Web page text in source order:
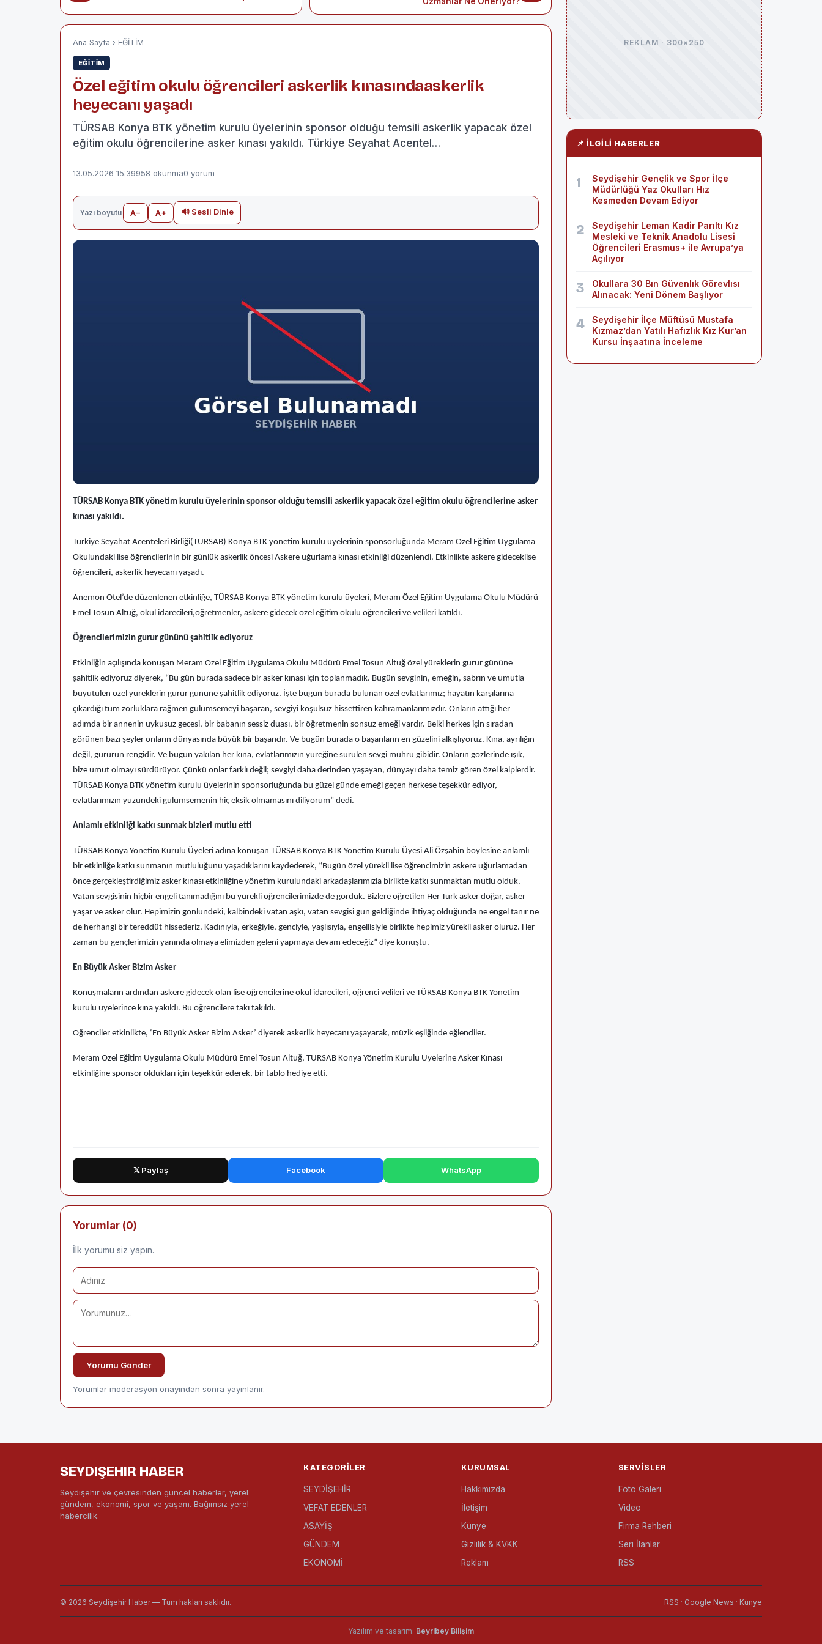
Ana Sayfa › EĞİTİM
EĞİTİM
Özel eğitim okulu öğrencileri askerlik kınasındaaskerlik
heyecanı yaşadı
TÜRSAB Konya BTK yönetim kurulu üyelerinin sponsor olduğu temsili askerlik yapacak özel
eğitim okulu öğrencilerine asker kınası yakıldı. Türkiye Seyahat Acentel…
13.05.2026 15:39958 okunma0 yorum
Yazı boyutu A− A+ 🔊 Sesli Dinle
TÜRSAB Konya BTK yönetim kurulu üyelerinin sponsor olduğu temsili askerlik yapacak özel eğitim okulu öğrencilerine asker
kınası yakıldı.
Türkiye Seyahat Acenteleri Birliği(TÜRSAB) Konya BTK yönetim kurulu üyelerinin sponsorluğunda Meram Özel Eğitim Uygulama
Okulundaki lise öğrencilerinin bir günlük askerlik öncesi Askere uğurlama kınası etkinliği düzenlendi. Etkinlikte askere gideceklise
öğrencileri, askerlik heyecanı yaşadı.
Anemon Otel’de düzenlenen etkinliğe, TÜRSAB Konya BTK yönetim kurulu üyeleri, Meram Özel Eğitim Uygulama Okulu Müdürü
Emel Tosun Altuğ, okul idarecileri,öğretmenler, askere gidecek özel eğitim okulu öğrencileri ve velileri katıldı.
Öğrencilerimizin gurur gününü şahitlik ediyoruz
Etkinliğin açılışında konuşan Meram Özel Eğitim Uygulama Okulu Müdürü Emel Tosun Altuğ özel yüreklerin gurur gününe
şahitlik ediyoruz diyerek, “Bu gün burada sadece bir asker kınası için toplanmadık. Bugün sevginin, emeğin, sabrın ve umutla
büyütülen özel yüreklerin gurur gününe şahitlik ediyoruz. İşte bugün burada bulunan özel evlatlarımız; hayatın karşılarına
çıkardığı tüm zorluklara rağmen gülümsemeyi başaran, sevgiyi koşulsuz hissettiren kahramanlarımızdır. Onların attığı her
adımda bir annenin uykusuz gecesi, bir babanın sessiz duası, bir öğretmenin sonsuz emeği vardır. Belki herkes için sıradan
görünen bazı şeyler onların dünyasında büyük bir başarıdır. Ve bugün burada o başarıların en güzelini alkışlıyoruz. Kına, ayrılığın
değil, gururun rengidir. Ve bugün yakılan her kına, evlatlarımızın yüreğine sürülen sevgi mührü gibidir. Onların gözlerinde ışık,
bize umut olmayı sürdürüyor. Çünkü onlar farklı değil; sevgiyi daha derinden yaşayan, dünyayı daha temiz gören özel kalplerdir.
TÜRSAB Konya BTK yönetim kurulu üyelerinin sponsorluğunda bu güzel günde emeği geçen herkese teşekkür ediyor,
evlatlarımızın yüzündeki gülümsemenin hiç eksik olmamasını diliyorum” dedi.
Anlamlı etkinliği katkı sunmak bizleri mutlu etti
TÜRSAB Konya Yönetim Kurulu Üyeleri adına konuşan TÜRSAB Konya BTK Yönetim Kurulu Üyesi Ali Özşahin böylesine anlamlı
bir etkinliğe katkı sunmanın mutluluğunu yaşadıklarını kaydederek, “Bugün özel yürekli lise öğrencimizin askere uğurlamadan
önce gerçekleştirdiğimiz asker kınası etkinliğine yönetim kurulundaki arkadaşlarımızla birlikte katkı sunmaktan mutlu olduk.
Vatan sevgisinin hiçbir engeli tanımadığını bu yürekli öğrencilerimizde de gördük. Bizlere öğretilen Her Türk asker doğar, asker
yaşar ve asker ölür. Hepimizin gönlündeki, kalbindeki vatan aşkı, vatan sevgisi gün geldiğinde ihtiyaç olduğunda ne engel tanır ne
de herhangi bir tereddüt hissederiz. Kadınıyla, erkeğiyle, genciyle, yaşlısıyla, engellisiyle birlikte hepimiz yürekli asker oluruz. Her
zaman bu gençlerimizin yanında olmaya elimizden geleni yapmaya devam edeceğiz” diye konuştu.
En Büyük Asker Bizim Asker
Konuşmaların ardından askere gidecek olan lise öğrencilerine okul idarecileri, öğrenci velileri ve TÜRSAB Konya BTK Yönetim
kurulu üyelerince kına yakıldı. Bu öğrencilere takı takıldı.
Öğrenciler etkinlikte, ‘En Büyük Asker Bizim Asker’ diyerek askerlik heyecanı yaşayarak, müzik eşliğinde eğlendiler.
Meram Özel Eğitim Uygulama Okulu Müdürü Emel Tosun Altuğ, TÜRSAB Konya Yönetim Kurulu Üyelerine Asker Kınası
etkinliğine sponsor oldukları için teşekkür ederek, bir tablo hediye etti.
𝕏 Paylaş Facebook WhatsApp
Yorumlar (0)
İlk yorumu siz yapın.
Yorumu Gönder
Yorumlar moderasyon onayından sonra yayınlanır.
REKLAM · 300×250
📌 İLGILI HABERLER
1
Seydişehir Gençlik ve Spor İlçe
Müdürlüğü Yaz Okulları Hız
Kesmeden Devam Ediyor
2
Seydişehir Leman Kadir Parıltı Kız
Mesleki ve Teknik Anadolu Lisesi
Öğrencileri Erasmus+ ile Avrupa’ya
Açılıyor
3
Okullara 30 Bın Güvenlık Görevlısı
Alınacak: Yeni Dönem Başlıyor
4
Seydişehir İlçe Müftüsü Mustafa
Kızmaz’dan Yatılı Hafızlık Kız Kur’an
Kursu İnşaatına İnceleme
SEYDIŞEHIR HABER
Seydişehir ve çevresinden güncel haberler, yerel
gündem, ekonomi, spor ve yaşam. Bağımsız yerel
habercilik.
KATEGORILER
SEYDİŞEHİR
VEFAT EDENLER
ASAYİŞ
GÜNDEM
EKONOMİ
KURUMSAL
Hakkımızda
İletişim
Künye
Gizlilik & KVKK
Reklam
SERVISLER
Foto Galeri
Video
Firma Rehberi
Seri İlanlar
RSS
© 2026 Seydişehir Haber — Tüm hakları saklıdır. RSS · Google News · Künye
Yazılım ve tasarım: Beyribey Bilişim